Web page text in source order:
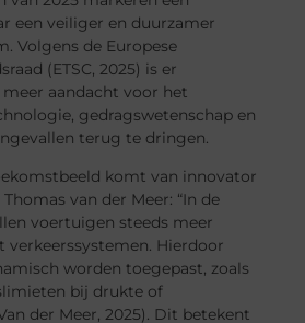
een veiliger en duurzamer
Volgens de Europese
(ETSC, 2025) is er
aandacht voor het
gedragswetenschap en
terug te dringen.
komt van innovator
van der Meer: “In de
voertuigen steeds meer
verkeerssystemen. Hierdoor
worden toegepast, zoals
bij drukte of
der Meer, 2025). Dit betekent